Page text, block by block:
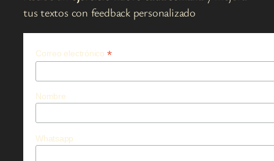
tus textos con feedback personalizado
Correo electrónico *
Nombre
Whatsapp